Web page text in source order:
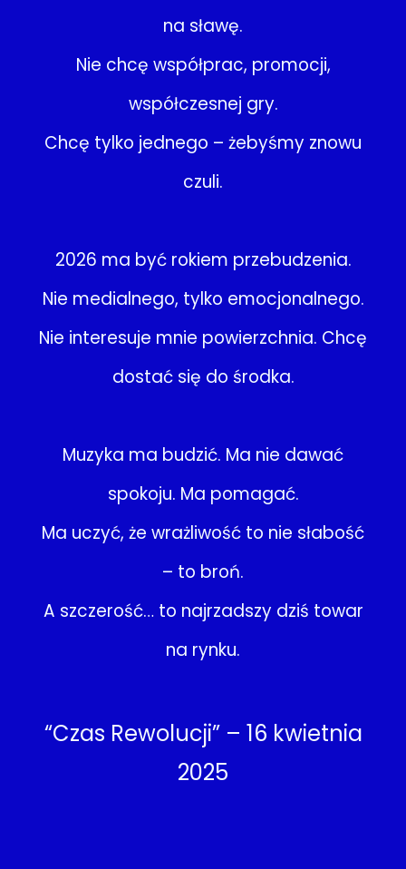
na sławę.
Nie chcę współprac, promocji,
współczesnej gry.
Chcę tylko jednego – żebyśmy znowu
czuli.
2026 ma być rokiem przebudzenia.
Nie medialnego, tylko emocjonalnego.
Nie interesuje mnie powierzchnia. Chcę
dostać się do środka.
Muzyka ma budzić. Ma nie dawać
spokoju. Ma pomagać.
Ma uczyć, że wrażliwość to nie słabość
– to broń.
A szczerość… to najrzadszy dziś towar
na rynku.
“Czas Rewolucji” – 16 kwietnia
2025